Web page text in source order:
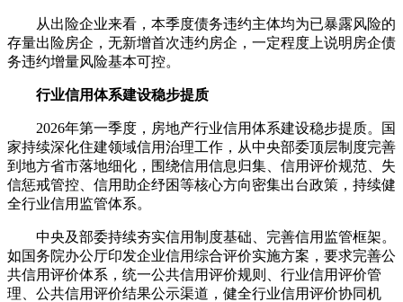
从出险企业来看，本季度债务违约主体均为已暴露风险的
存量出险房企，无新增首次违约房企，一定程度上说明房企债
务违约增量风险基本可控。
行业信用体系建设稳步提质
2026年第一季度，房地产行业信用体系建设稳步提质。国
家持续深化住建领域信用治理工作，从中央部委顶层制度完善
到地方省市落地细化，围绕信用信息归集、信用评价规范、失
信惩戒管控、信用助企纾困等核心方向密集出台政策，持续健
全行业信用监管体系。
中央及部委持续夯实信用制度基础、完善信用监管框架。
如国务院办公厅印发企业信用综合评价实施方案，要求完善公
共信用评价体系，统一公共信用评价规则、行业信用评价管
理、公共信用评价结果公示渠道，健全行业信用评价协同机